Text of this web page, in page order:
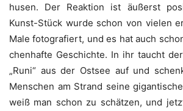
husen. Der Reak­ti­on ist äußerst
Kunst-Stück wur­de schon von vie­len
Male foto­gra­fiert, und es hat auch
chen­haf­te Geschich­te. In ihr taucht
„Runi“ aus der Ost­see auf und
Men­schen am Strand sei­ne
weiß man schon zu schät­zen, und